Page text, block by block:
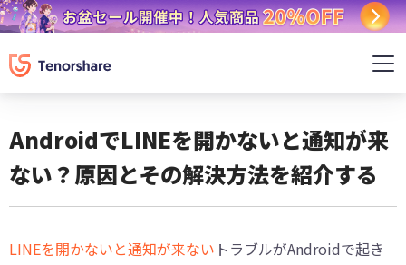
AndroidでLINEを開かないと通知が来
ない？原因とその解決方法を紹介する
LINEを開かないと通知が来ない トラブルがAndroidで起き